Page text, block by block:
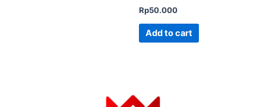
Rp50.000
Add to cart